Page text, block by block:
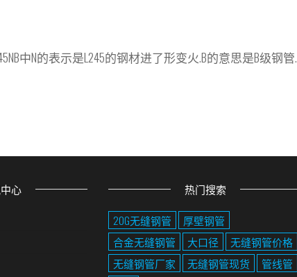
中N的表示是L245的钢材进了形变火.B的意思是B级钢管.
心
热门搜索
20G无缝钢管
厚壁钢管
合金无缝钢管
大口径
无缝钢管价格
无缝钢管厂家
无缝钢管现货
管线管